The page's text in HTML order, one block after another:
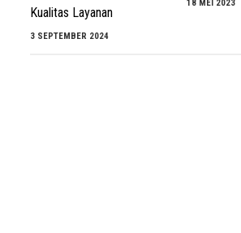
Kualitas Layanan
3 SEPTEMBER 2024
18 MEI 2023